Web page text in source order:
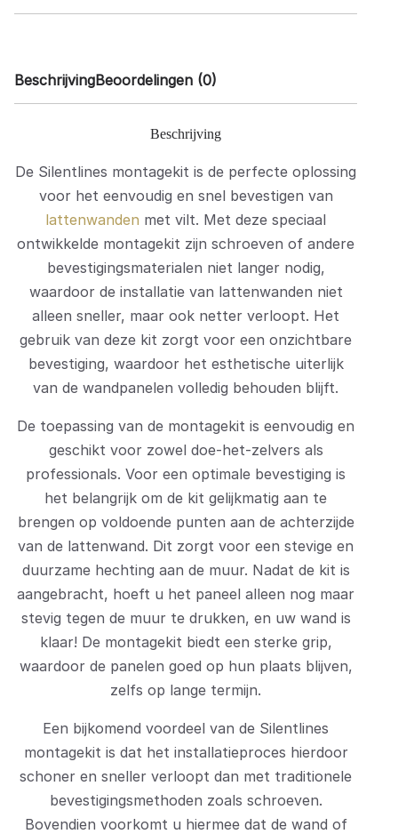
BeschrijvingBeoordelingen (0)
Beschrijving
De Silentlines montagekit is de perfecte oplossing
voor het eenvoudig en snel bevestigen van
lattenwanden met vilt. Met deze speciaal
ontwikkelde montagekit zijn schroeven of andere
bevestigingsmaterialen niet langer nodig,
waardoor de installatie van lattenwanden niet
alleen sneller, maar ook netter verloopt. Het
gebruik van deze kit zorgt voor een onzichtbare
bevestiging, waardoor het esthetische uiterlijk
van de wandpanelen volledig behouden blijft.
De toepassing van de montagekit is eenvoudig en
geschikt voor zowel doe-het-zelvers als
professionals. Voor een optimale bevestiging is
het belangrijk om de kit gelijkmatig aan te
brengen op voldoende punten aan de achterzijde
van de lattenwand. Dit zorgt voor een stevige en
duurzame hechting aan de muur. Nadat de kit is
aangebracht, hoeft u het paneel alleen nog maar
stevig tegen de muur te drukken, en uw wand is
klaar! De montagekit biedt een sterke grip,
waardoor de panelen goed op hun plaats blijven,
zelfs op lange termijn.
Een bijkomend voordeel van de Silentlines
montagekit is dat het installatieproces hierdoor
schoner en sneller verloopt dan met traditionele
bevestigingsmethoden zoals schroeven.
Bovendien voorkomt u hiermee dat de wand of